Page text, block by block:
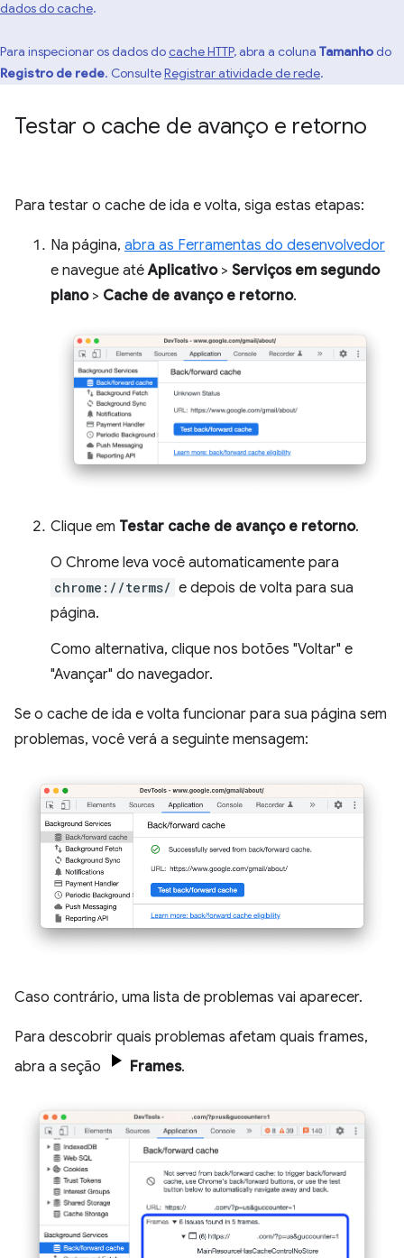
dados do cache.
Para inspecionar os dados docache HTTP, abra a coluna Tamanhodo
Registro de rede. ConsulteRegistrar atividade de rede.
Testar o cache de avanço e retorno
Para testar o cache de ida e volta, siga estas etapas:
Na página, abra as Ferramentas do desenvolvedor
e navegue atéAplicativo> Serviços em segundo
plano> Cache de avanço e retorno.
Clique em Testar cache de avanço e retorno.
O Chrome leva você automaticamente para
chrome://terms/ e depois de volta para sua
página.
Como alternativa, clique nos botões "Voltar" e
"Avançar" do navegador.
Se o cache de ida e volta funcionar para sua página sem
problemas, você verá a seguinte mensagem:
Caso contrário, uma lista de problemas vai aparecer.
Para descobrir quais problemas afetam quais frames,
abra a seção
Frames.